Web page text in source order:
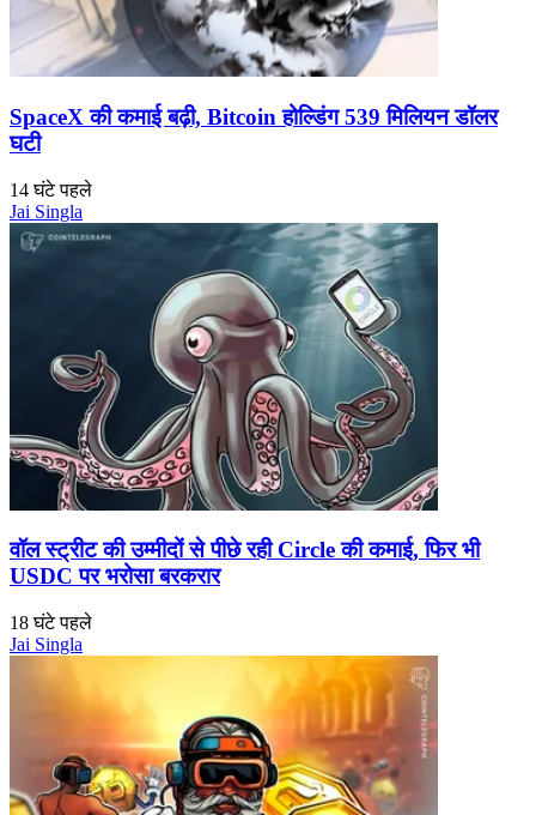
SpaceX की कमाई बढ़ी, Bitcoin होल्डिंग 539 मिलियन डॉलर
घटी
14 घंटे पहले
Jai Singla
वॉल स्ट्रीट की उम्मीदों से पीछे रही Circle की कमाई, फिर भी
USDC पर भरोसा बरकरार
18 घंटे पहले
Jai Singla